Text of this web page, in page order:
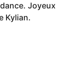
Joyeux
Kylian.